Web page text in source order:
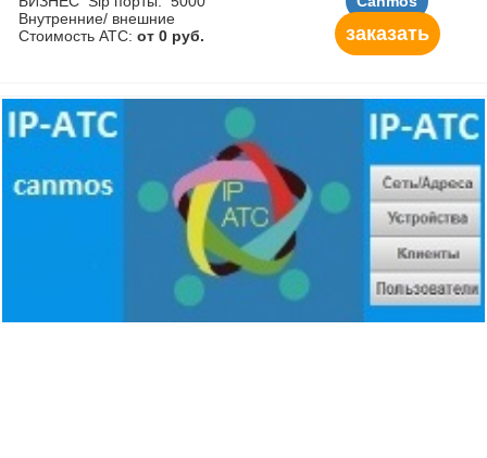
Внутренние/ внешние
Стоимость АТС: от 0 руб. заказать